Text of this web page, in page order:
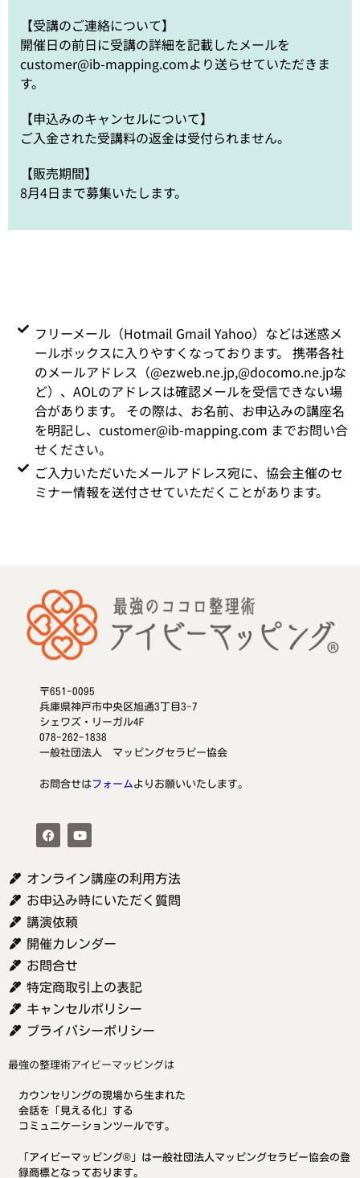
【受講のご連絡について】
開催日の前日に受講の詳細を記載したメールを
customer@ib-mapping.comより送らせていただきま
す。
【申込みのキャンセルについて】
ご入金された受講料の返金は受付られません。
【販売期間】
8月4日まで募集いたします。
フリーメール（Hotmail Gmail Yahoo）などは迷惑メ
ールボックスに入りやすくなっております。 携帯各社
のメールアドレス（@ezweb.ne.jp,@docomo.ne.jpな
ど）、AOLのアドレスは確認メールを受信できない場
合があります。 その際は、お名前、お申込みの講座名
を明記し、customer@ib-mapping.com までお問い合
せください。
ご入力いただいたメールアドレス宛に、協会主催のセ
ミナー情報を送付させていただくことがあります。
〒651-0095
兵庫県神戸市中央区旭通3丁目3-7
シェワズ・リーガル4F
078-262-1838
一般社団法人 マッピングセラピー協会
お問合せはフォームよりお願いいたします。
オンライン講座の利用方法
お申込み時にいただく質問
講演依頼
開催カレンダー
お問合せ
特定商取引上の表記
キャンセルポリシー
プライバシーポリシー
最強の整理術アイビーマッピングは
カウンセリングの現場から生まれた
会話を「見える化」する
コミュニケーションツールです。
「アイビーマッピング®」は一般社団法人マッピングセラピー協会の登
録商標となっております。